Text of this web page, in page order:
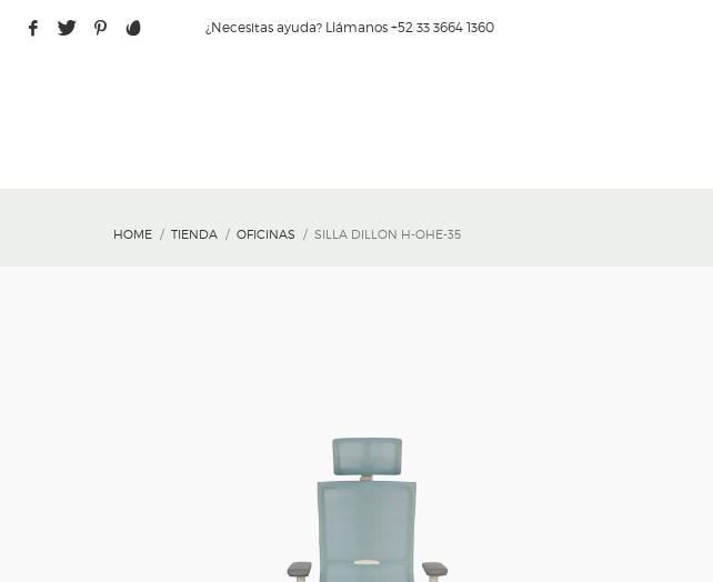
¿Necesitas ayuda? Llámanos +52 33 3664 1360
HOME TIENDA OFICINAS SILLA DILLON H-OHE-35